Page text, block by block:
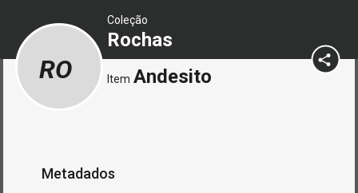
Coleção
Rochas
RO Item Andesito
Metadados